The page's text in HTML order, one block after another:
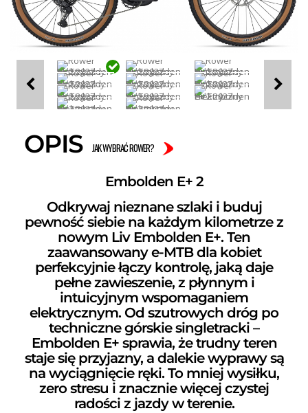
OPIS JAK WYBRAĆ ROWER?
Embolden E+ 2
Odkrywaj nieznane szlaki i buduj
pewność siebie na każdym kilometrze z
nowym Liv Embolden E+. Ten
zaawansowany e-MTB dla kobiet
perfekcyjnie łączy kontrolę, jaką daje
pełne zawieszenie, z płynnym i
intuicyjnym wspomaganiem
elektrycznym. Od szutrowych dróg po
techniczne górskie singletracki –
Embolden E+ sprawia, że trudny teren
staje się przyjazny, a dalekie wyprawy są
na wyciągnięcie ręki. To mniej wysiłku,
zero stresu i znacznie więcej czystej
radości z jazdy w terenie.